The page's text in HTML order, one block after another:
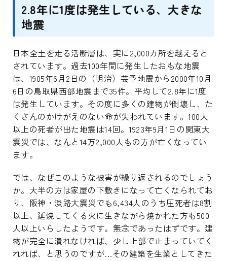
2.8年に1度は発生している、大きな
地震
日本全土を走る活断層は、実に2,000カ所を越えると
されています。過去100年間に発生したおもな地震
は、1905年6月2日の（明治）芸予地震から2000年10月
6日の鳥取県西部地震まで35件。平均して2.8年に1度
は発生しています。その度に多くの建物が倒壊し、た
くさんのかけがえのない命が失われています。100人
以上の死者が出た地震は14回。1923年9月1日の関東大
震災では、なんと14万2,000人もの方が亡くなってい
ます。
では、なぜこのような被害が繰り返されるのでしょう
か。大半の方は家屋の下敷きになって亡くなられてお
り、阪神・淡路大震災でも6,434人のうち圧死者は8割
以上、延焼してくる火に生きながら焼かれた方も500
人以上いらしたようです。無念であったはずです。建
物が完全に潰れなければ、少し上部で止まっていてく
れれば、と思うのですが…その建築を生業としてきた